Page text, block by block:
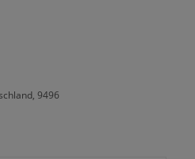
9496